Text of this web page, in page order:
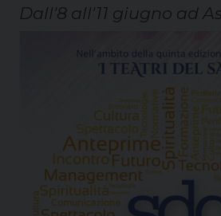
Dall'8 all'11 giugno ad